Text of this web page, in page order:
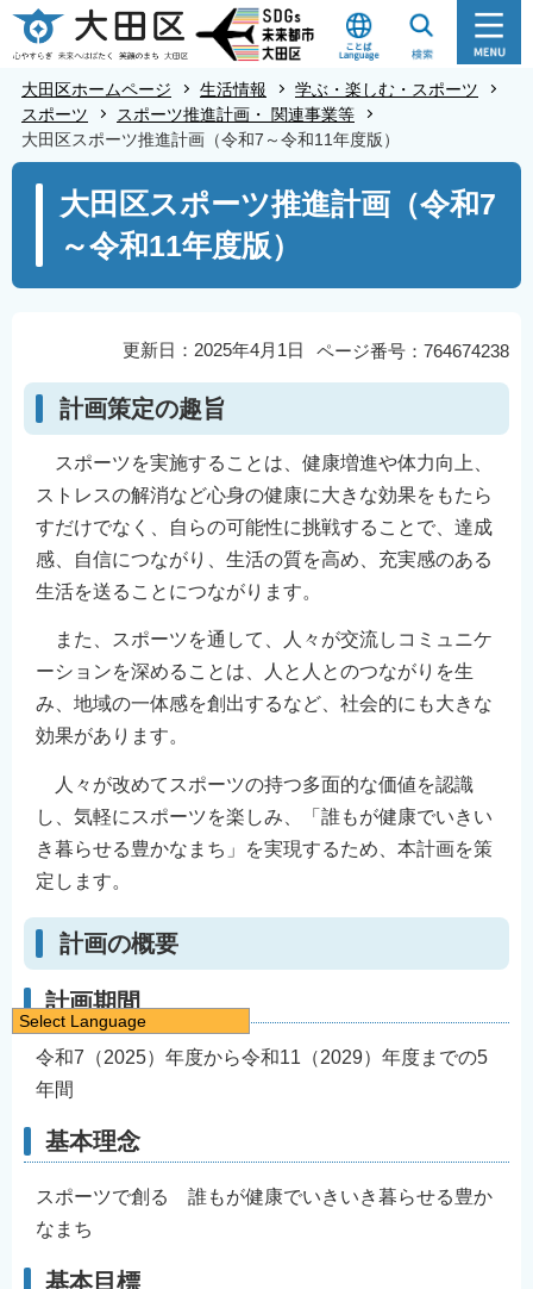
こ
の
の
大田区ホームページ 生活情報
学ぶ・楽しむ・スポーツ
スポーツ
スポーツ推進計画・ 関連事業等
大田区スポーツ推進計画（令和7～令和11年度版）
大田区スポーツ推進計画（令和7
～令和11年度版）
ページ番号：764674238
更新日：2025年4月1日
計画策定の趣旨
スポーツを実施することは、健康増進や体力向上、
ストレスの解消など心身の健康に大きな効果をもたら
すだけでなく、自らの可能性に挑戦することで、達成
感、自信につながり、生活の質を高め、充実感のある
生活を送ることにつながります。
また、スポーツを通して、人々が交流しコミュニケ
ーションを深めることは、人と人とのつながりを生
み、地域の一体感を創出するなど、社会的にも大きな
効果があります。
人々が改めてスポーツの持つ多面的な価値を認識
し、気軽にスポーツを楽しみ、「誰もが健康でいきい
き暮らせる豊かなまち」を実現するため、本計画を策
定します。
計画の概要
計画期間
令和7（2025）年度から令和11（2029）年度までの5
年間
基本理念
スポーツで創る 誰もが健康でいきいき暮らせる豊か
なまち
基本目標
Select Language
日本語
English
简体中文
繁體中文
한국어
नेपाली
Filipino